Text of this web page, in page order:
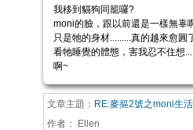
我移到貓狗同籠囉?
moni的臉，跟以前還是一樣無辜
只是牠的身材.........真的越來愈圓
看牠睡覺的體態，害我忍不住想
啊~
文章主題： RE:麥摳2號之moni生
作者：
Ellen